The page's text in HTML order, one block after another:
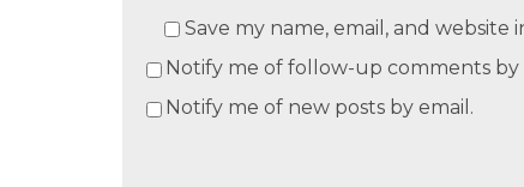
Save my name, email, and
Notify me of follow-up comments by
Notify me of new posts by email.